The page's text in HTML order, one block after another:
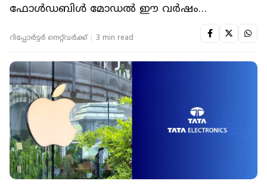
ഫോൾഡബിൾ മോഡൽ ഈ വർഷം
റിപ്പോർട്ടർ നെറ്റ്‌വര്‍ക്ക്‌ 3 min read